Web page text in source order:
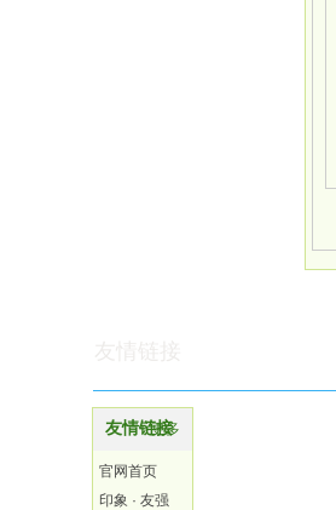
友情链接
更多
官网首页
印象 · 友强